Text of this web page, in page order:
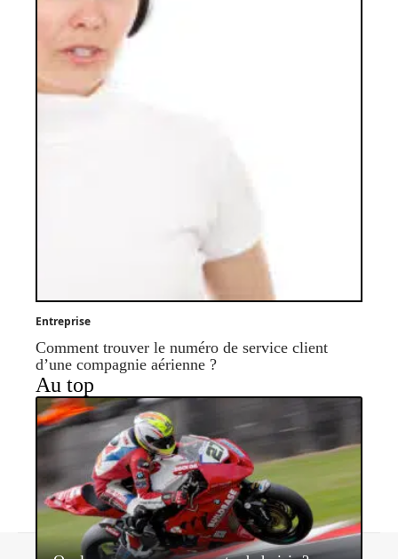
Entreprise
Comment trouver le numéro de service client
d’une compagnie aérienne ?
Au top
Contact Mentions légales Sitemap